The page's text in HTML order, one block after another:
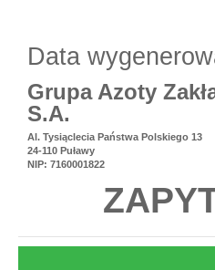
Data
Grupa Azoty
S.A.
Al. Tysiąclecia Państwa Polskiego 13
24-110 Puławy
NIP: 7160001822